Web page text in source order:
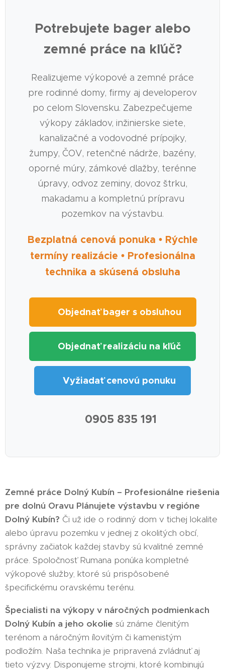
Potrebujete bager alebo
zemné práce na kľúč?
Realizujeme výkopové a zemné práce
pre rodinné domy, firmy aj developerov
po celom Slovensku. Zabezpečujeme
výkopy základov, inžinierske siete,
kanalizačné a vodovodné prípojky,
žumpy, ČOV, retenčné nádrže, bazény,
oporné múry, zámkové dlažby, terénne
úpravy, odvoz zeminy, dovoz štrku,
makadamu a kompletnú prípravu
pozemkov na výstavbu.
Bezplatná cenová ponuka • Rýchle
termíny realizácie • Profesionálna
technika a skúsená obsluha
🚜 Objednať bager s obsluhou
🏗️ Objednať realizáciu na kľúč
📋 Vyžiadať cenovú ponuku
📞 0905 835 191
Zemné práce Dolný Kubín – Profesionálne riešenia
pre dolnú Oravu Plánujete výstavbu v regióne
Dolný Kubín? Či už ide o rodinný dom v tichej lokalite
alebo úpravu pozemku v jednej z okolitých obcí,
správny začiatok každej stavby sú kvalitné zemné
práce. Spoločnosť Rumana ponúka kompletné
výkopové služby, ktoré sú prispôsobené
špecifickému oravskému terénu.
Špecialisti na výkopy v náročných podmienkach
Dolný Kubín a jeho okolie sú známe členitým
terénom a náročným ílovitým či kamenistým
podložím. Naša technika je pripravená zvládnuť aj
tieto výzvy. Disponujeme strojmi, ktoré kombinujú